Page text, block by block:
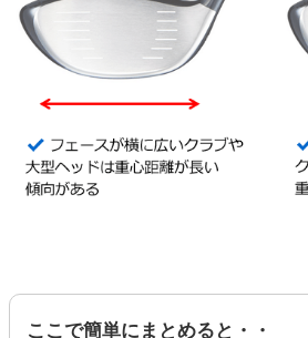
ここで簡単にまとめると・・